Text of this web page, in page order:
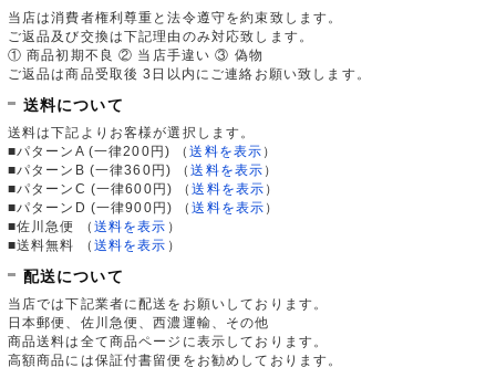
当店は消費者権利尊重と法令遵守を約束致します。
ご返品及び交換は下記理由のみ対応致します。
① 商品初期不良 ② 当店手違い ③ 偽物
ご返品は商品受取後 3日以内にご連絡お願い致します。
送料について
送料は下記よりお客様が選択します。
■パターンA (一律200円)
（送料を表示 ）
■パターンB (一律360円)
（送料を表示 ）
■パターンC (一律600円)
（送料を表示 ）
■パターンD (一律900円)
（送料を表示 ）
■佐川急便
（ 送料を表示 ）
■送料無料
（ 送料を表示 ）
配送について
当店では下記業者に配送をお願いしております。
日本郵便、佐川急便、西濃運輸、その他
商品送料は全て商品ページに表示しております。
高額商品には保証付書留便をお勧めしております。